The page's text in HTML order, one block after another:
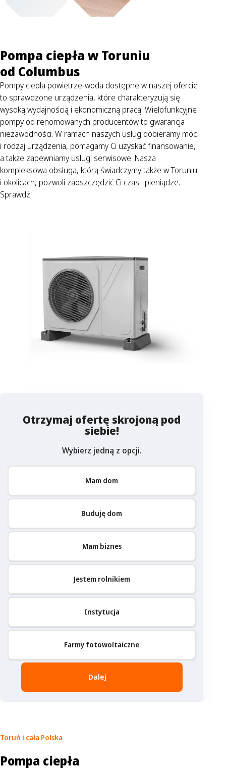
Pompa ciepła w Toruniu
od Columbus
Pompy ciepła powietrze-woda dostępne w naszej ofercie
to sprawdzone urządzenia, które charakteryzują się
wysoką wydajnością i ekonomiczną pracą. Wielofunkcyjne
pompy od renomowanych producentów to gwarancja
niezawodności. W ramach naszych usług dobieramy moc
i rodzaj urządzenia, pomagamy Ci uzyskać finansowanie,
a także zapewniamy usługi serwisowe. Nasza
kompleksowa obsługa, którą świadczymy także w Toruniu
i okolicach, pozwoli zaoszczędzić Ci czas i pieniądze.
Sprawdź!
Otrzymaj ofertę skrojoną pod
siebie!
Wybierz jedną z opcji.
Mam dom
Buduję dom
Mam biznes
Jestem rolnikiem
Instytucja
Farmy fotowoltaiczne
Dalej
Toruń i cała Polska
Pompa ciepła